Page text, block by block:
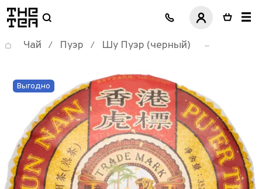
логотип
Чай / Пуэр / Шу Пуэр (черный)
Выгодно